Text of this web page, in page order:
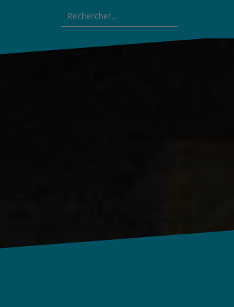
Rechercher :